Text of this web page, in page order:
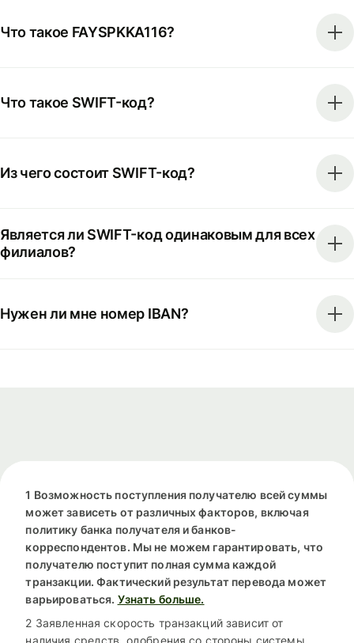
Что такое FAYSPKKA116?
Что такое SWIFT-код?
Из чего состоит SWIFT-код?
Является ли SWIFT-код одинаковым для всех
филиалов?
Нужен ли мне номер IBAN?
1 Возможность поступления получателю всей суммы
может зависеть от различных факторов, включая
политику банка получателя и банков-
корреспондентов. Мы не можем гарантировать, что
получателю поступит полная сумма каждой
транзакции. Фактический результат перевода может
варьироваться. Узнать больше.
2 Заявленная скорость транзакций зависит от